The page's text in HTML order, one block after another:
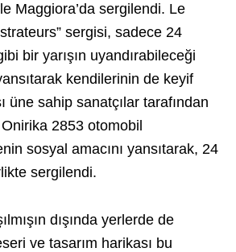
Maggiora’da sergilendi. Le
sergisi, sadece 24
bir yarışın uyandırabileceği
kendilerinin de keyif
üne sahip sanatçılar tarafından
2853 otomobil
sosyal amacını yansıtarak, 24
sergilendi.
dışında yerlerde de
ve tasarım harikası bu